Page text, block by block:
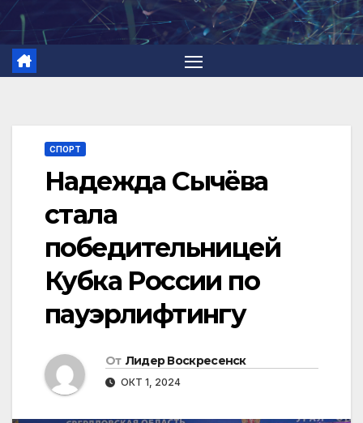
Перейти
содержимому
СПОРТ
Надежда Сычёва
стала
победительницей
Кубка России по
пауэрлифтингу
От Лидер Воскресенск
ОКТ 1, 2024